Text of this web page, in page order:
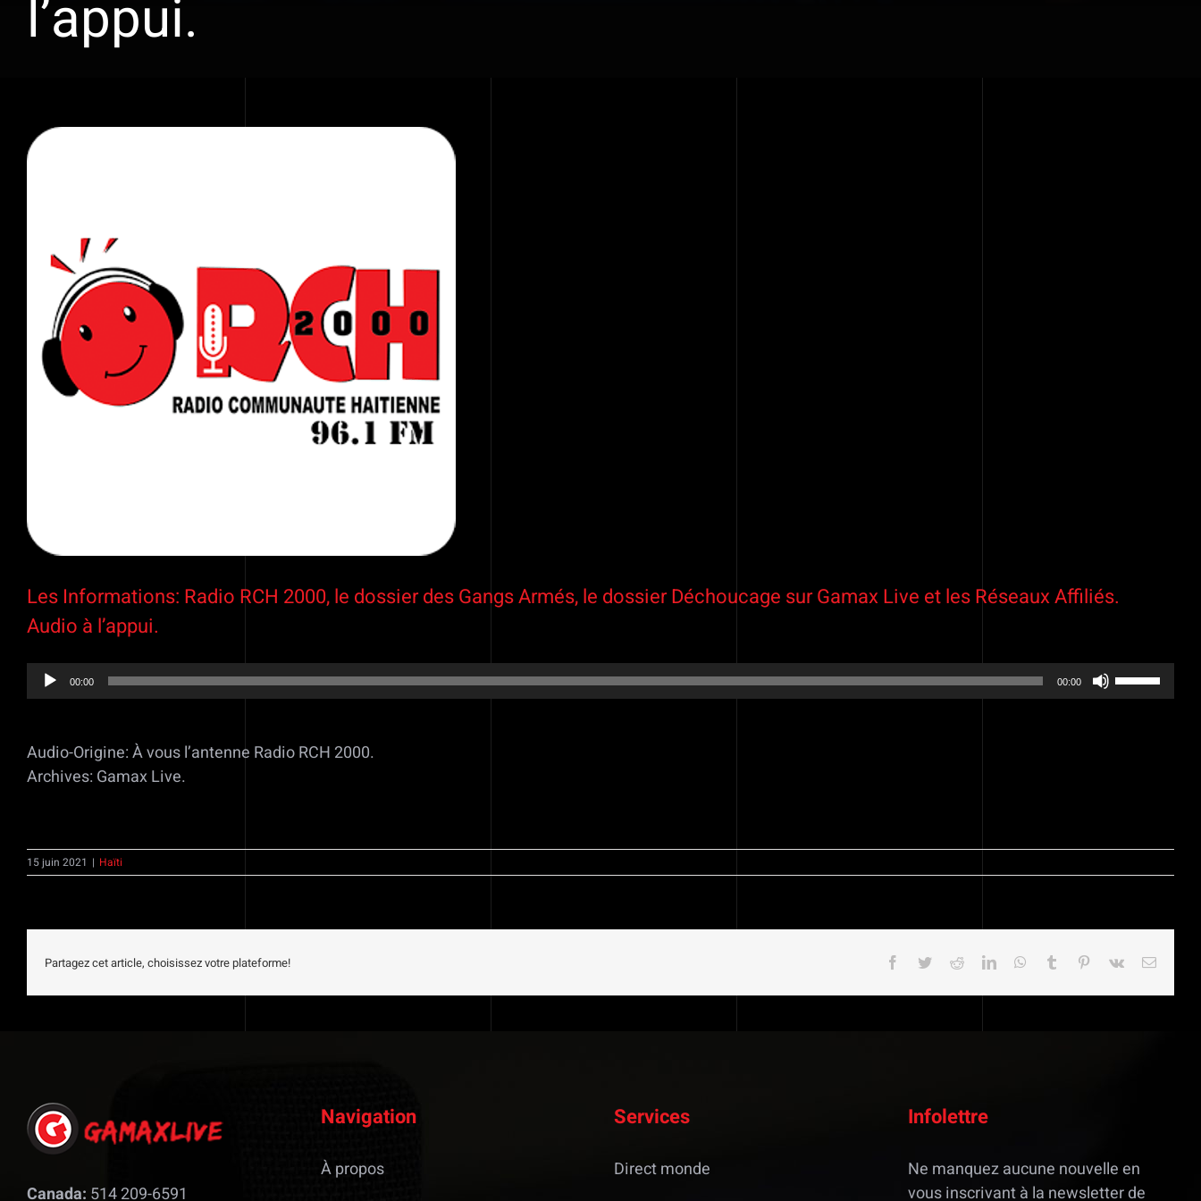
l’appui.
Voir
l'image
Les Informations: Radio RCH 2000, le dossier des Gangs Armés, le dossier Déchoucage sur Gamax Live et les Réseaux Affiliés.
Audio à l’appui.
Lecteur
00:00 00:00
Utilisez
les
Audio-Origine: À vous l’antenne Radio RCH 2000.
Archives: Gamax Live.
15 juin 2021 | Haïti
Partagez cet article, choisissez votre plateforme! Facebook
TwitterRedditLinkedInWhatsApp
Tumblr Pinterest
Vk Email
Canada: 514 209-6591
Navigation
À propos
Services
Direct monde
Infolettre
Ne manquez aucune nouvelle en
vous inscrivant à la newsletter de